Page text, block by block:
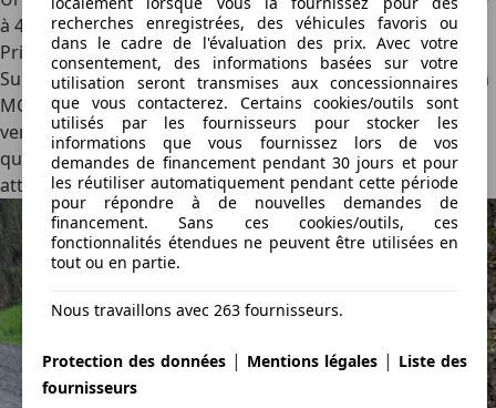
à 415 km.
Prix
Suivez bien : bien que plus grande et plus spacieuse que la
MG4 standard, cette MG4 Urban est moins chère. La
version de base coûte 26 990 € (France : 24 995 €), tandis
que la grande batterie demandera un supplément pour
atteindre son prix de base de 30 990 € (France : 27 495 €).
recherches enregistrées, des véhicules favoris ou
dans le cadre de l'évaluation des prix. Avec votre
consentement, des informations basées sur votre
utilisation seront transmises aux concessionnaires
que vous contacterez. Certains cookies/outils sont
utilisés par les fournisseurs pour stocker les
informations que vous fournissez lors de vos
demandes de financement pendant 30 jours et pour
les réutiliser automatiquement pendant cette période
pour répondre à de nouvelles demandes de
financement. Sans ces cookies/outils, ces
fonctionnalités étendues ne peuvent être utilisées en
tout ou en partie.
Nous travaillons avec 263 fournisseurs.
Protection des données | Mentions légales | Liste des
fournisseurs